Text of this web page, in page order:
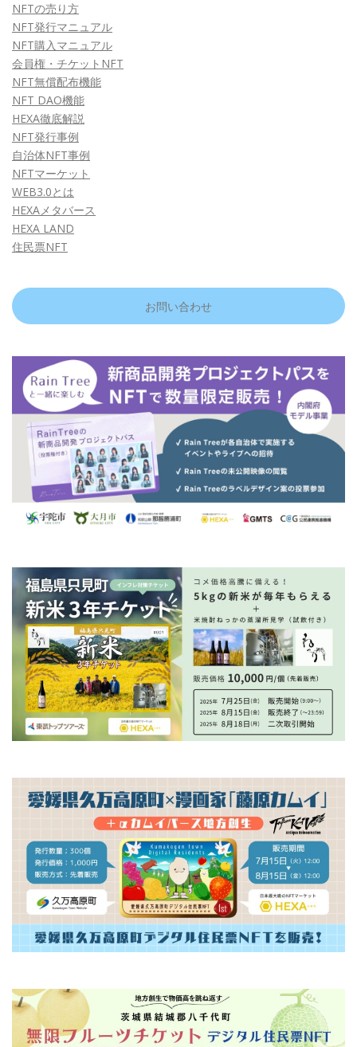
NFTの売り方
NFT発行マニュアル
NFT購入マニュアル
会員権・チケットNFT
NFT無償配布機能
NFT DAO機能
HEXA徹底解説
NFT発行事例
自治体NFT事例
NFTマーケット
WEB3.0とは
HEXAメタバース
HEXA LAND
住民票NFT
お問い合わせ